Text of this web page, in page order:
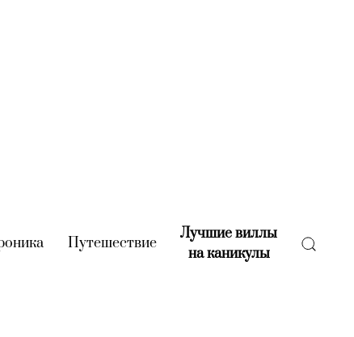
(current)
Путешествие(current)
Лучшие виллы
на каникулы(current)